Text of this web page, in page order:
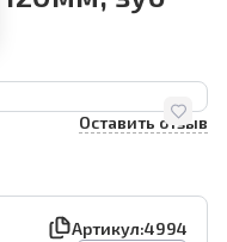
Оставить отзыв
Артикул:4994